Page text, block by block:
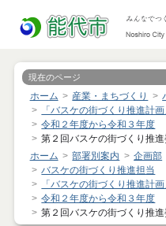
現在のページ
ホーム 産業・まちづくり
「バスケの街づくり推進計
令和２年度から令和３年度
第２回バスケの街づくり推進
ホーム
部署別案内 企画部
バスケの街づくり推進担当
「バスケの街づくり推進計
令和２年度から令和３年度
第２回バスケの街づくり推進